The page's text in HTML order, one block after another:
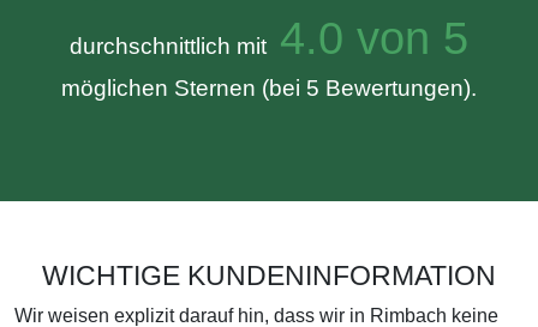
durchschnittlich mit 4.0 von 5
möglichen Sternen (bei 5 Bewertungen).
WICHTIGE KUNDENINFORMATION
Wir weisen explizit darauf hin, dass wir in Rimbach keine